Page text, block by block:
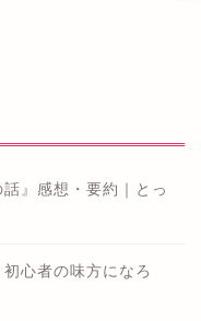
』感想・要約｜とっ
心者の味方になろ